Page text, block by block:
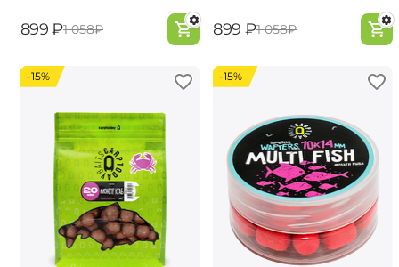
‍899‍ ₽‍1 058‍₽ ‍899‍ ₽‍1 058‍₽
-15% -15%